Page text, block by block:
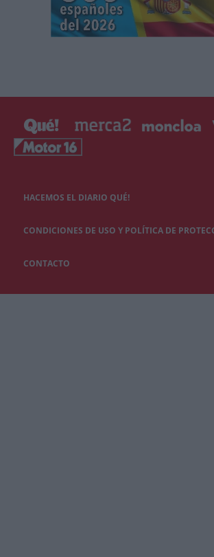
HACEMOS EL DIARIO QUÉ!
CONDICIONES DE USO Y POLÍTICA DE
CONTACTO